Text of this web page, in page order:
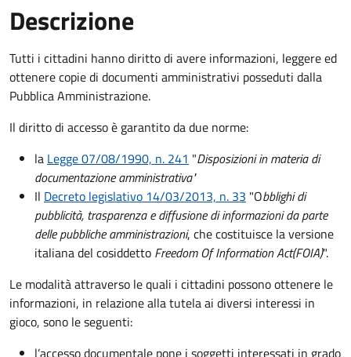
Descrizione
Tutti i cittadini hanno diritto di avere informazioni, leggere ed
ottenere copie di documenti amministrativi posseduti dalla
Pubblica Amministrazione.
Il diritto di accesso è garantito da due norme:
la Legge 07/08/1990, n. 241 "Disposizioni in materia di
documentazione amministrativa"
Il Decreto legislativo 14/03/2013, n. 33 "Obblighi di
pubblicità, trasparenza e diffusione di informazioni da parte
delle pubbliche amministrazioni, che costituisce la versione
italiana del cosiddetto Freedom Of Information Act(FOIA)".
Le modalità attraverso le quali i cittadini possono ottenere le
informazioni, in relazione alla tutela ai diversi interessi in
gioco, sono le seguenti:
l’accesso documentale pone i soggetti interessati in grado